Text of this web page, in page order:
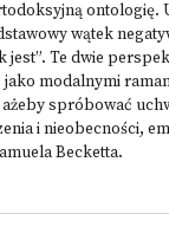
ontologię.
wątek
jest”. Te dwie
jako modalnymi
ażeby spróbować
i nieobecności,
Becketta.